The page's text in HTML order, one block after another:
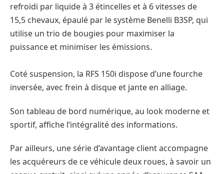
refroidi par liquide à 3 étincelles et à 6 vitesses de
15,5 chevaux, épaulé par le système Benelli B3SP, qui
utilise un trio de bougies pour maximiser la
puissance et minimiser les émissions.
Coté suspension, la RFS 150i dispose d’une fourche
inversée, avec frein à disque et jante en alliage.
Son tableau de bord numérique, au look moderne et
sportif, affiche l’intégralité des informations.
Par ailleurs, une série d’avantage client accompagne
les acquéreurs de ce véhicule deux roues, à savoir un